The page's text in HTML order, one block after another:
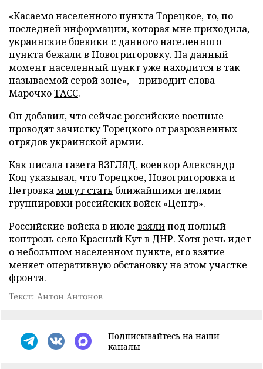
«Касаемо населенного пункта Торецкое, то, по
последней информации, которая мне приходила,
украинские боевики с данного населенного
пункта бежали в Новогригоровку. На данный
момент населенный пункт уже находится в так
называемой серой зоне», – приводит слова
МарочкоТАСС.
Он добавил, что сейчас российские военные
проводят зачистку Торецкого от разрозненных
отрядов украинской армии.
Как писала газета ВЗГЛЯД, военкор Александр
Коц указывал, что Торецкое, Новогригоровка и
Петровкамогут стать ближайшими целями
группировки российских войск «Центр».
Российские войска в июле взялипод полный
контроль село Красный Кут в ДНР. Хотя речь идет
о небольшом населенном пункте, его взятие
меняет оперативную обстановку на этом участке
фронта.
Текст: Антон Антонов
Подписывайтесь на наши
каналы